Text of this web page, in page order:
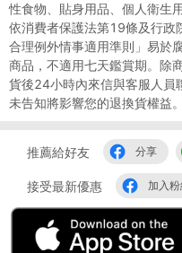
性食物、貼身用品、個人衛生
依消費者保護法第19條及行政
合理例外情事適用準則」易於
商品，不適用七天鑑賞期。除
貨後24小時內來信與客服人
未告知將影響您的退換貨權益。
推薦給好友 分享
接受最新優惠 加入